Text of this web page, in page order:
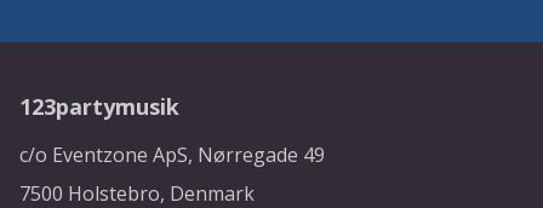
123partymusik
c/o Eventzone ApS, Nørregade 49
7500 Holstebro, Denmark